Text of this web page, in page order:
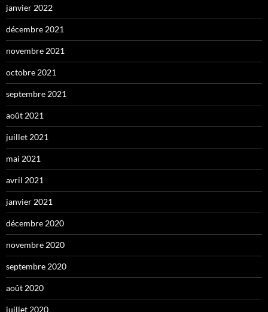
janvier 2022
décembre 2021
novembre 2021
octobre 2021
septembre 2021
août 2021
juillet 2021
mai 2021
avril 2021
janvier 2021
décembre 2020
novembre 2020
septembre 2020
août 2020
juillet 2020